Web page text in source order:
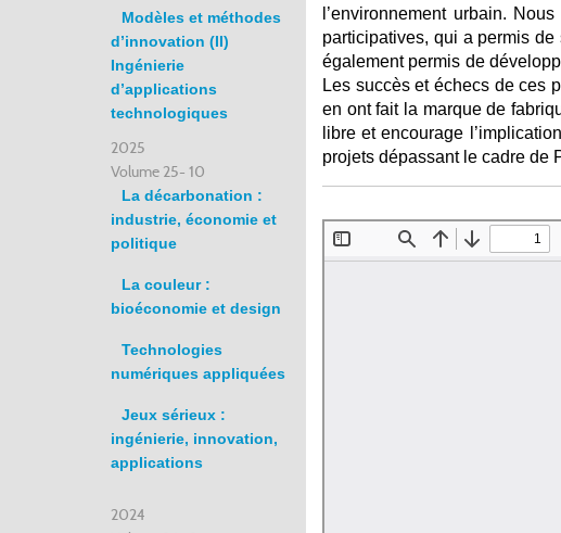
Modèles et méthodes
d’innovation (II)
Ingénierie
d’applications
technologiques
2025
Volume 25- 10
La décarbonation :
industrie, économie et
politique
La couleur :
bioéconomie et design
Technologies
numériques appliquées
Jeux sérieux :
ingénierie, innovation,
applications
2024
l’environnement urbain.
participatives, qui a permis
également permis de
Les succès et échecs de ces
en ont fait la marque de
libre et encourage
projets dépassant le cadre de